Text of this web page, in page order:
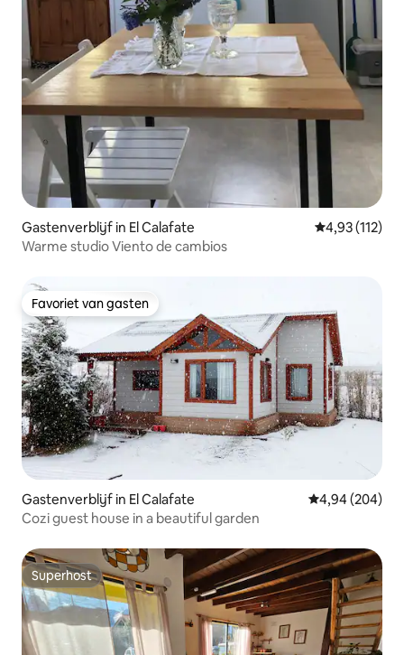
Gastenverblijf in El Calafate Gemiddelde
4,93 (112)
Warme studio Viento de cambios
Favoriet van gasten
Favoriet van gasten
Gastenverblijf in El Calafate Gemiddelde
4,94 (204)
Cozi guest house in a beautiful garden
Superhost
Superhost